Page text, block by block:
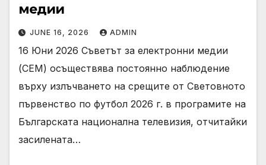
медии
JUNE 16, 2026 ADMIN
16 Юни 2026 Съветът за електронни медии
(СЕМ) осъществява постоянно наблюдение
върху излъчването на срещите от Световното
първенство по футбол 2026 г. в програмите на
Българската национална телевизия, отчитайки
засилената…